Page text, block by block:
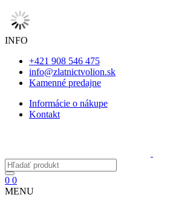
INFO
+421 908 546 475
info@zlatnictvolion.sk
Kamenné predajne
Informácie o nákupe
Kontakt
0 0
MENU